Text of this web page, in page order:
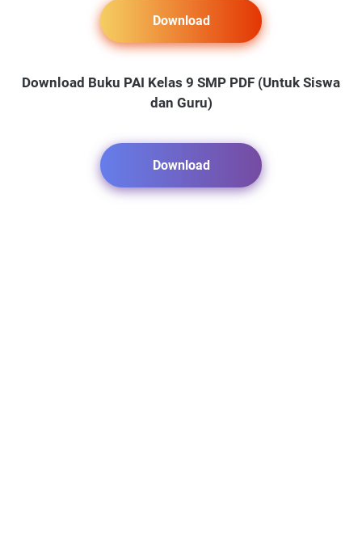
Download
Download Buku PAI Kelas 9 SMP PDF (Untuk Siswa
dan Guru)
Download